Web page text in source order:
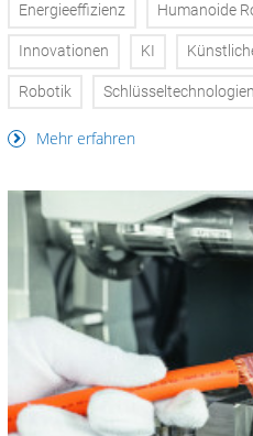
Energieeffizienz Humanoide
Innovationen KI
Robotik Schlüsseltechnologien
Mehr erfahren